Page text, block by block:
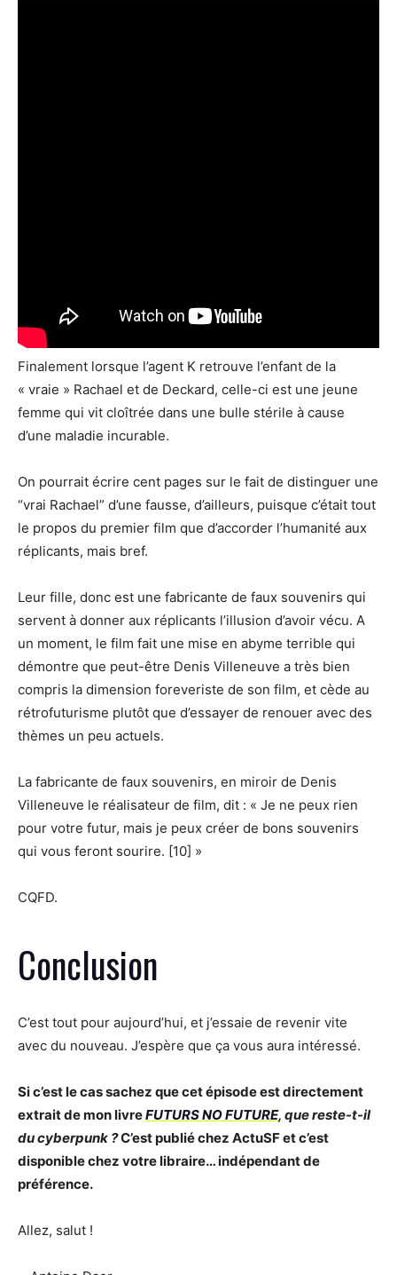
Finalement lorsque l’agent K retrouve l’enfant de la
« vraie » Rachael et de Deckard, celle-ci est une jeune
femme qui vit cloîtrée dans une bulle stérile à cause
d’une maladie incurable.
On pourrait écrire cent pages sur le fait de distinguer une
“vrai Rachael” d’une fausse, d’ailleurs, puisque c’était tout
le propos du premier film que d’accorder l’humanité aux
réplicants, mais bref.
Leur fille, donc est une fabricante de faux souvenirs qui
servent à donner aux réplicants l’illusion d’avoir vécu. A
un moment, le film fait une mise en abyme terrible qui
démontre que peut-être Denis Villeneuve a très bien
compris la dimension foreveriste de son film, et cède au
rétrofuturisme plutôt que d’essayer de renouer avec des
thèmes un peu actuels.
La fabricante de faux souvenirs, en miroir de Denis
Villeneuve le réalisateur de film, dit : « Je ne peux rien
pour votre futur, mais je peux créer de bons souvenirs
qui vous feront sourire. [10] »
CQFD.
Conclusion
C’est tout pour aujourd’hui, et j’essaie de revenir vite
avec du nouveau. J’espère que ça vous aura intéressé.
Si c’est le cas sachez que cet épisode est directement
extrait de mon livreFUTURS NO FUTURE, que reste-t-il
du cyberpunk ?C’est publié chez ActuSF et c’est
disponible chez votre libraire… indépendant de
préférence.
Allez, salut !